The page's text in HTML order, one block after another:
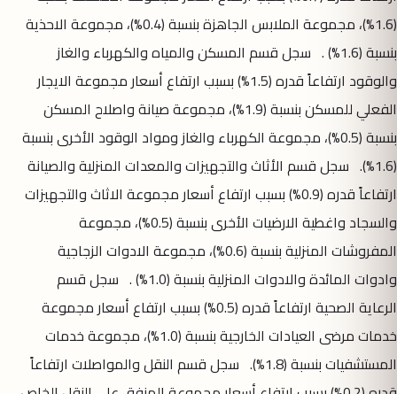
(1.6%)، مجموعة الملابس الجاهزة بنسبة (0.4%)، مجموعة الاحذية
بنسبة (1.6%) . سجل قسم المسكن والمياه والكهرباء والغاز
والوقود ارتفاعاً قدره (1.5%) بسبب ارتفاع أسعار مجموعة الايجار
الفعلي للمسكن بنسبة (1.9%)، مجموعة صيانة واصلاح المسكن
بنسبة (0.5%)، مجموعة الكهرباء والغاز ومواد الوقود الأخرى بنسبة
(1.6%). سجل قسم الأثاث والتجهيزات والمعدات المنزلية والصيانة
ارتفاعاً قدره (0.9%) بسبب ارتفاع أسعار مجموعة الاثاث والتجهيزات
والسجاد واغطية الارضيات الأخرى بنسبة (0.5%)، مجموعة
المفروشات المنزلية بنسبة (0.6%)، مجموعة الادوات الزجاجية
وادوات المائدة والادوات المنزلية بنسبة (1.0%) . سجل قسم
الرعاية الصحية ارتفاعاً قدره (0.5%) بسبب ارتفاع أسعار مجموعة
خدمات مرضى العيادات الخارجية بنسبة (1.0%)، مجموعة خدمات
المستشفيات بنسبة (1.8%). سجل قسم النقل والمواصلات ارتفاعاً